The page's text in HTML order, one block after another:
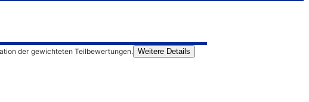
der gewichteten Teilbewertungen. Weitere Details